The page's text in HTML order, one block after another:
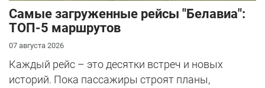
Самые загруженные рейсы "Белавиа":
ТОП-5 маршрутов
07 августа 2026
Каждый рейс – это десятки встреч и новых
историй. Пока пассажиры строят планы,